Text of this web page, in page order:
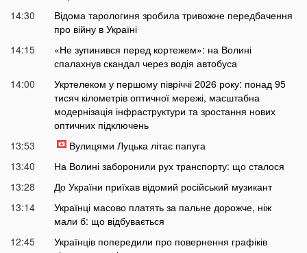
14:30
Відома тарологиня зробила тривожне передбачення
про війну в Україні
14:15
«Не зупинився перед кортежем»: на Волині
спалахнув скандал через водія автобуса
14:00
Укртелеком у першому півріччі 2026 року: понад 95
тисяч кілометрів оптичної мережі, масштабна
модернізація інфраструктури та зростання нових
оптичних підключень
13:53
Вулицями Луцька літає папуга
13:40
На Волині заборонили рух транспорту: що сталося
13:28
До України приїхав відомий російський музикант
13:14
Українці масово платять за пальне дорожче, ніж
мали б: що відбувається
12:45
Українців попередили про повернення графіків